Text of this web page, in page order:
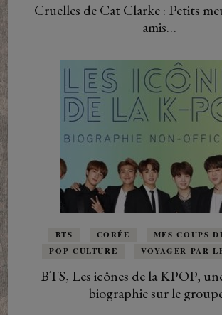
Cruelles de Cat Clarke : Petits
amis…
BTS CORÉE
MES COUPS
POP CULTURE
VOYAGER PAR
BTS, Les icônes de la KPOP,
biographie sur le